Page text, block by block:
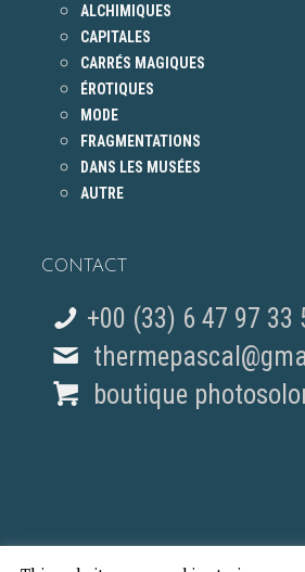
ALCHIMIQUES
CAPITALES
CARRÉS MAGIQUES
ÉROTIQUES
MODE
FRAGMENTATIONS
DANS LES MUSÉES
AUTRE
CONTACT
+00 (33) 6 47 97 33
boutique